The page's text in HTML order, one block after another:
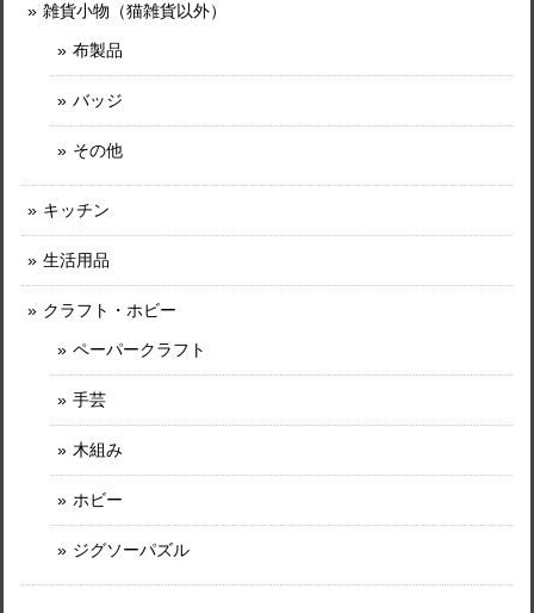
雑貨小物（猫雑貨以外）
布製品
バッジ
その他
キッチン
生活用品
クラフト・ホビー
ペーパークラフト
手芸
木組み
ホビー
ジグソーパズル